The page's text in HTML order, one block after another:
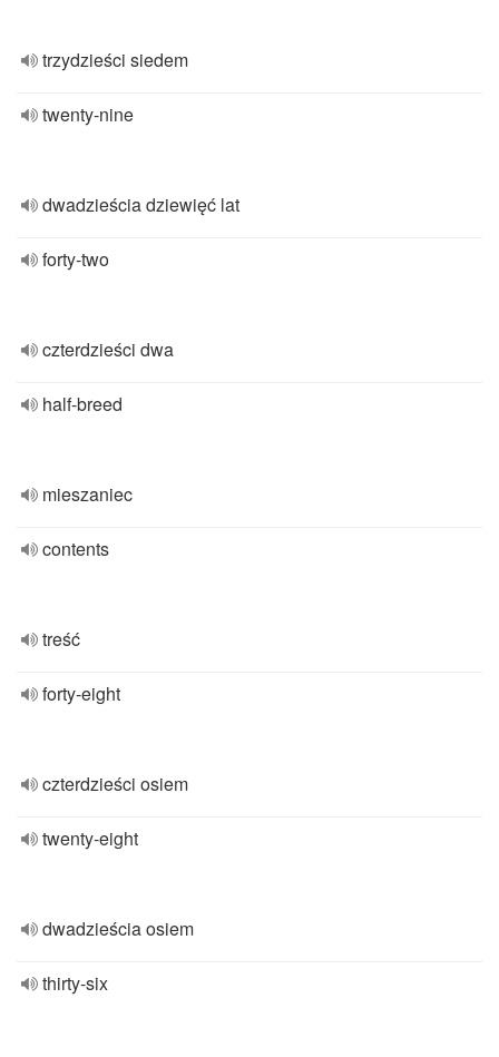
trzydzieści siedem
twenty-nine
dwadzieścia dziewięć lat
forty-two
czterdzieści dwa
half-breed
mieszaniec
contents
treść
forty-eight
czterdzieści osiem
twenty-eight
dwadzieścia osiem
thirty-six